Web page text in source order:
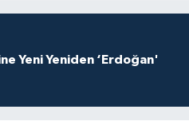
Yeni Yeniden ‘Erdoğan'